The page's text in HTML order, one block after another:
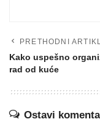
PRETHODNI
Kako uspešno
rad od kuće
Ostavi